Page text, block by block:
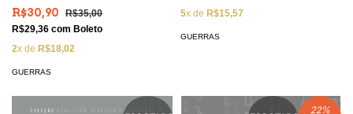
R$30,90
R$35,00
R$29,36 com Boleto
2x de R$18,02
GUERRAS
5x de R$15,57
GUERRAS
22%